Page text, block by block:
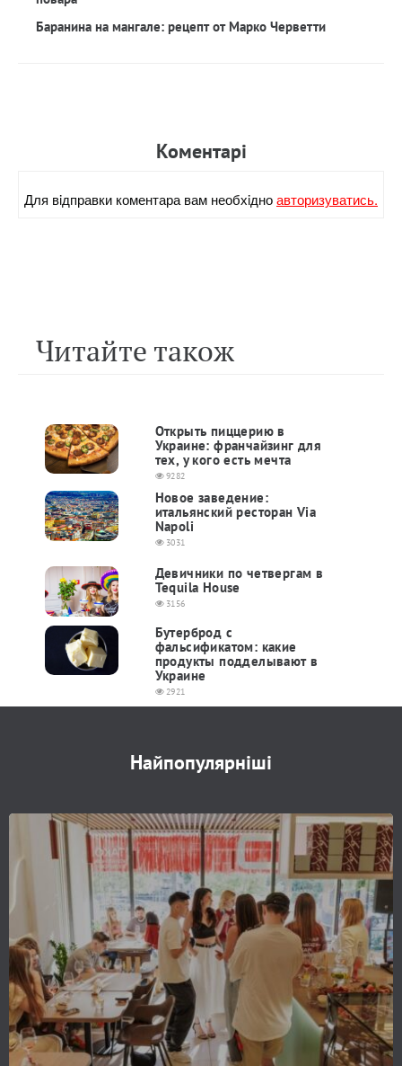
Баранина на мангале: рецепт от Марко Черветти
Коментарi
Для вiдправки коментара вам необхiдноавторизуватись.
Читайте також
Открыть пиццерию в
Украине: франчайзинг для
тех, у кого есть мечта
9282
Новое заведение:
итальянский ресторан Via
Napoli
3031
Девичники по четвергам в
Tequila House
3156
Бутерброд с
фальсификатом: какие
продукты подделывают в
Украине
2921
Найпопулярніші